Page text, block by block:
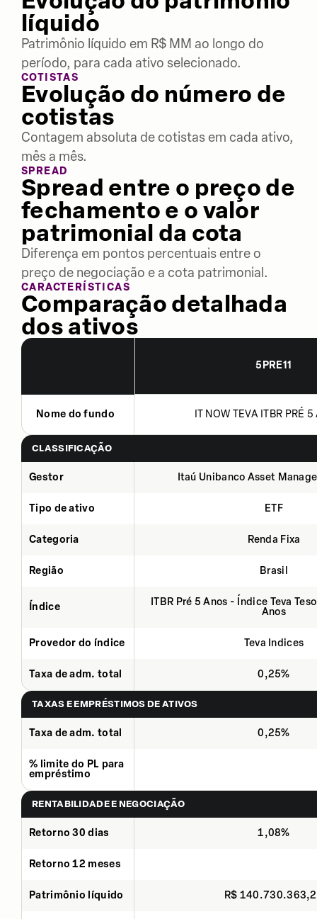
líquido
Patrimônio líquido em R$ MM ao longo do
período, para cada ativo selecionado.
COTISTAS
Evolução do número de
cotistas
Contagem absoluta de cotistas em cada ativo,
mês a mês.
SPREAD
Spread entre o preço de
fechamento e o valor
patrimonial da cota
Diferença em pontos percentuais entre o
preço de negociação e a cota patrimonial.
CARACTERÍSTICAS
Comparação detalhada
dos ativos
5PRE11
Nome do fundo IT NOW TEVA ITBR PRÉ
CLASSIFICAÇÃO
Gestor Itaú Unibanco Asset
Tipo de ativo ETF
Categoria Renda Fixa
Região Brasil
Índice
ITBR Pré 5 Anos - Índice Teva
Anos
Provedor do índice Teva Indices
Taxa de adm. total 0,25%
TAXAS E EMPRÉSTIMOS DE ATIVOS
Taxa de adm. total 0,25%
% limite do PL para
empréstimo
RENTABILIDADE E NEGOCIAÇÃO
Retorno 30 dias 1,08%
Retorno 12 meses
Patrimônio líquido R$